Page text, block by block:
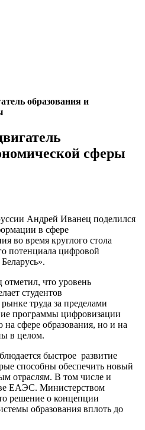
образования и
сферы
Андрей Иванец поделился
в сфере
во время круглого стола
потенциала цифровой
что уровень
студентов
труда за пределами
программы цифровизации
на сфере образования, но и на
в целом.
быстрое развитие
способны обеспечить новый
отраслям. В том числе и
ЕАЭС. Министерством
решение о концепции
образования вплоть до